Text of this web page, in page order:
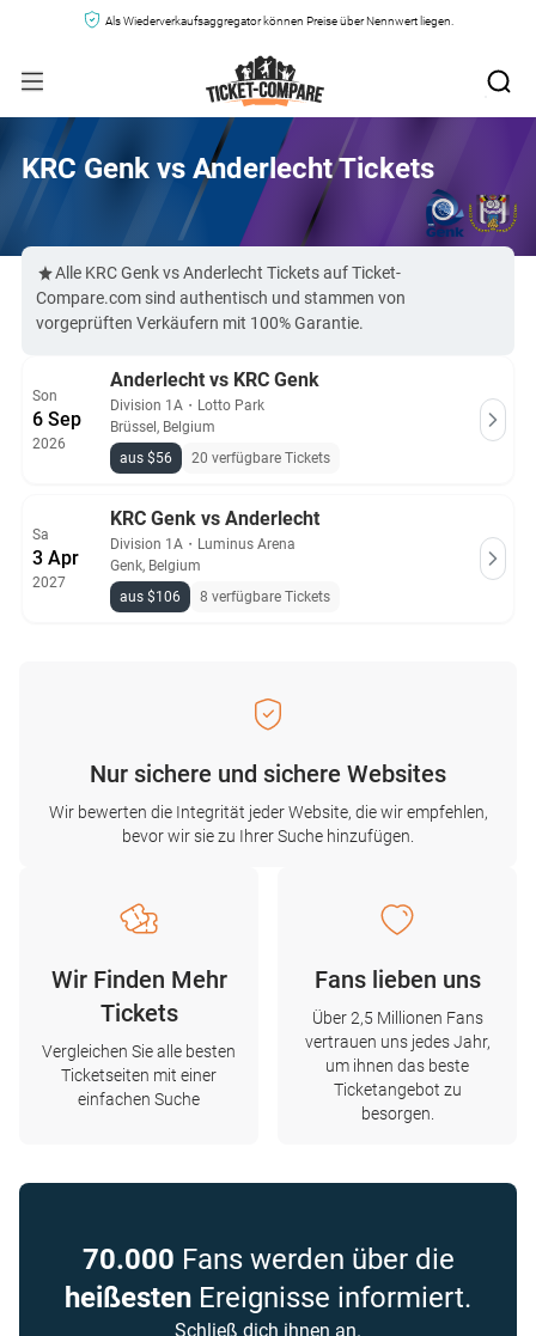
Als Wiederverkaufsaggregator können Preise über Nennwert liegen.
KRC Genk vs Anderlecht Tickets
Alle KRC Genk vs Anderlecht Tickets auf Ticket-
Compare.com sind authentisch und stammen von
vorgeprüften Verkäufern mit 100% Garantie.
Son
6 Sep
2026
Anderlecht vs KRC Genk
Division 1A ・ Lotto Park
Brüssel, Belgium
aus $56
20 verfügbare Tickets
Sa
3 Apr
2027
KRC Genk vs Anderlecht
Division 1A ・ Luminus Arena
Genk, Belgium
aus $106
8 verfügbare Tickets
Nur sichere und sichere Websites
Wir bewerten die Integrität jeder Website, die wir empfehlen,
bevor wir sie zu Ihrer Suche hinzufügen.
Wir Finden Mehr
Tickets
Vergleichen Sie alle besten
Ticketseiten mit einer
einfachen Suche
Fans lieben uns
Über 2,5 Millionen Fans
vertrauen uns jedes Jahr,
um ihnen das beste
Ticketangebot zu
besorgen.
70.000 Fans werden über die
heißesten Ereignisse informiert.
Schließ dich ihnen an.